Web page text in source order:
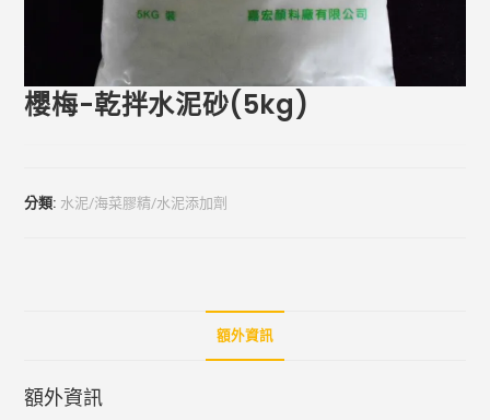
櫻梅-乾拌水泥砂(5kg)
分類: 水泥/海菜膠精/水泥添加劑
額外資訊
額外資訊